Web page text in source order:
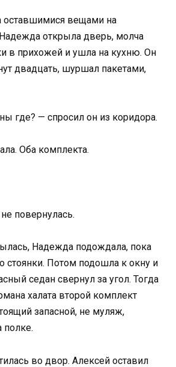
оставшимися вещами на
открыла дверь, молча
в прихожей и ушла на кухню. Он
двадцать, шуршал пакетами,
где? — спросил он из коридора.
Оба комплекта.
повернулась.
Надежда подождала, пока
стоянки. Потом подошла к окну и
седан свернул за угол. Тогда
халата второй комплект
запасной, не муляж,
полке.
во двор. Алексей оставил